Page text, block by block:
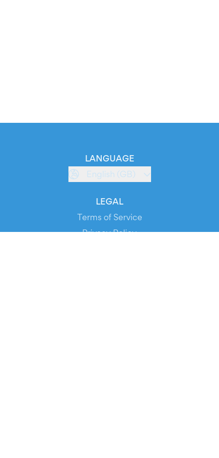
LANGUAGE
English (GB)
LEGAL
Terms of Service
Privacy Policy